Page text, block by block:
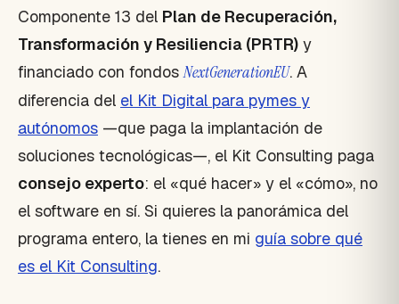
Componente 13 del Plan de Recuperación,
Transformación y Resiliencia (PRTR) y
financiado con fondosNextGenerationEU. A
diferencia del el Kit Digital para pymes y
autónomos —que paga la implantación de
soluciones tecnológicas—, el Kit Consulting paga
consejo experto: el «qué hacer» y el «cómo», no
el software en sí. Si quieres la panorámica del
programa entero, la tienes en mi guía sobre qué
es el Kit Consulting.